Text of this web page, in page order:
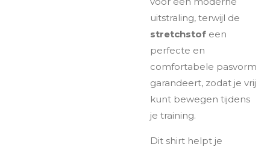
uitstraling, terwijl de
stretchstof een
perfecte en
comfortabele pasvorm
garandeert, zodat je vrij
kunt bewegen tijdens
je training.
Dit shirt helpt je